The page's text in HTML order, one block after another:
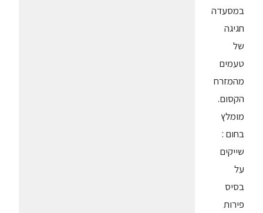
במסעדה
חגיגה
של
טעמים
מהמזרח
הקסום.
מומלץ
בחום :
שייקים
על
בסיס
פירות